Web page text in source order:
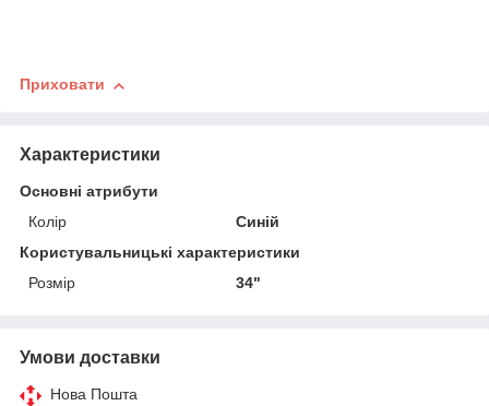
Приховати
Характеристики
Основні атрибути
Колір
Синій
Користувальницькі характеристики
Розмір
34"
Умови доставки
Нова Пошта